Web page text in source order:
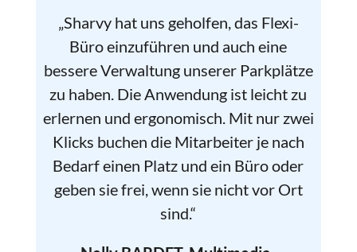
„Sharvy hat uns geholfen, das Flexi-
Büro einzuführen und auch eine
bessere Verwaltung unserer Parkplätze
zu haben. Die Anwendung ist leicht zu
erlernen und ergonomisch. Mit nur zwei
Klicks buchen die Mitarbeiter je nach
Bedarf einen Platz und ein Büro oder
geben sie frei, wenn sie nicht vor Ort
sind.“